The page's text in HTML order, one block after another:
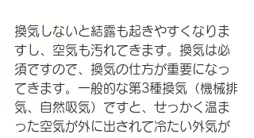
換気しないと結露も起きやすくなりま
すし、空気も汚れてきます。換気は必
須ですので、換気の仕方が重要になっ
てきます。一般的な第3種換気（機械排
気、自然吸気）ですと、せっかく温ま
った空気が外に出されて冷たい外気が